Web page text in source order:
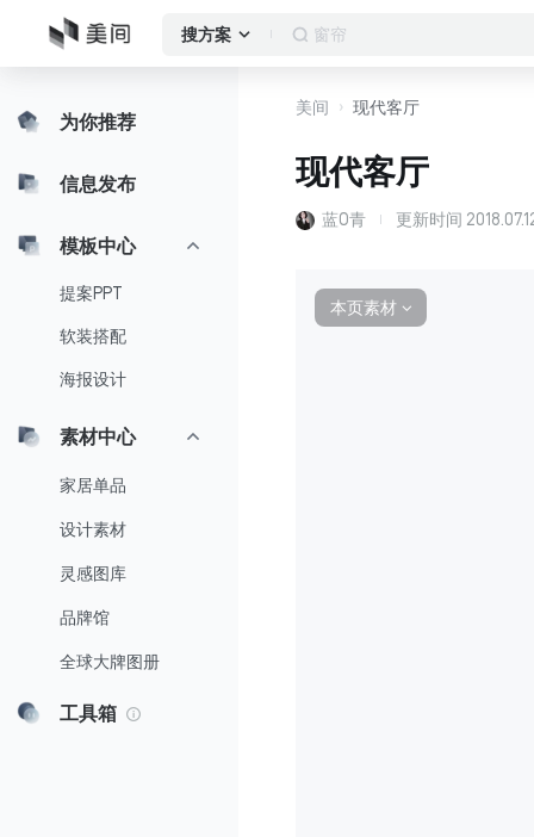
搜方案 作品集
为你推荐
信息发布
模板中心
提案PPT
软装搭配
海报设计
素材中心
家居单品
设计素材
灵感图库
品牌馆
全球大牌图册
工具箱
美间 现代客厅
现代客厅
蓝O青 更新时间
本页素材 ∨